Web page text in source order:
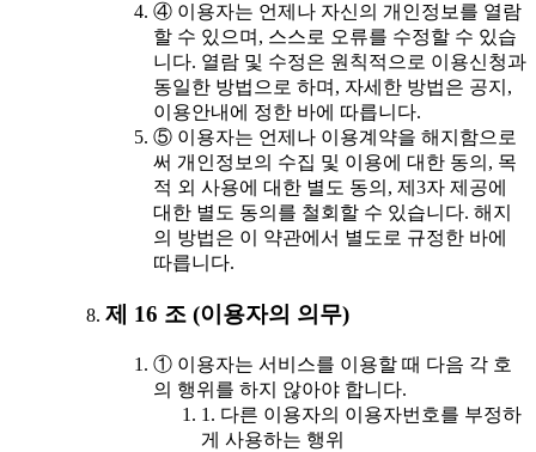
④ 이용자는 언제나 자신의 개인정보를 열람
할 수 있으며, 스스로 오류를 수정할 수 있습
니다. 열람 및 수정은 원칙적으로 이용신청과
동일한 방법으로 하며, 자세한 방법은 공지,
이용안내에 정한 바에 따릅니다.
⑤ 이용자는 언제나 이용계약을 해지함으로
써 개인정보의 수집 및 이용에 대한 동의, 목
적 외 사용에 대한 별도 동의, 제3자 제공에
대한 별도 동의를 철회할 수 있습니다. 해지
의 방법은 이 약관에서 별도로 규정한 바에
따릅니다.
제 16 조 (이용자의 의무)
① 이용자는 서비스를 이용할 때 다음 각 호
의 행위를 하지 않아야 합니다.
1. 다른 이용자의 이용자번호를 부정하
게 사용하는 행위